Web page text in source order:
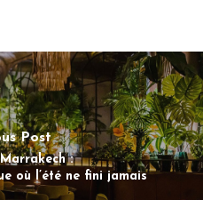
Post
:
où l’été ne fini jamais